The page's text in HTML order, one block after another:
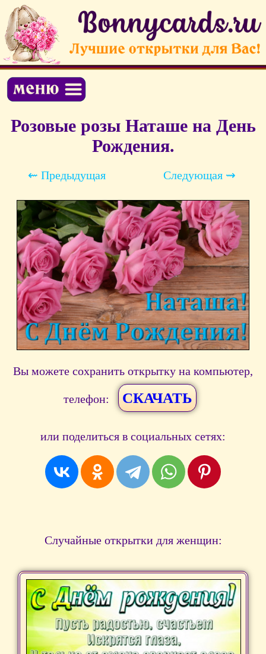
Розовые розы Наташе на День
Рождения.
⇜ Предыдущая Следующая ⇝
Вы можете сохранить открытку на компьютер,
телефон: СКАЧАТЬ
или поделиться в социальных сетях:
Случайные открытки для женщин: